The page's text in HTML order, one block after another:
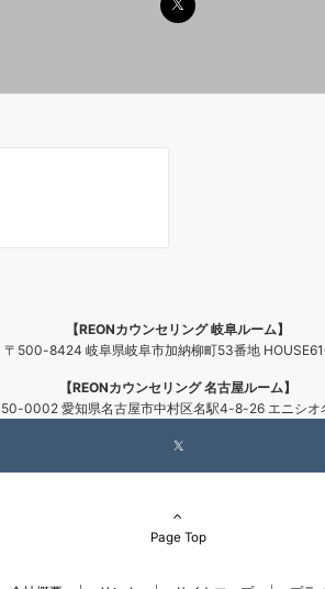
【REONカウンセリング 岐阜ルーム】
〒500-8424 岐阜県岐阜市加納柳町53番地
【REONカウンセリング 名古屋ルーム】
0002 愛知県名古屋市中村区名駅4-8-26 エニシオ
Page Top